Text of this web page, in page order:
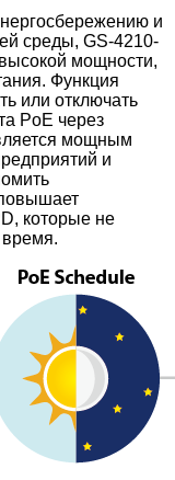
и
среды, GS-4210-
мощности,
Функция
или отключать
PoE через
мощным
и
которые не